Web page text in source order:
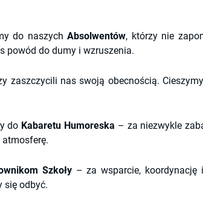
do naszychAbsolwentów, którzy nie
powód do dumy i wzruszenia.
zaszczycili nas swoją obecnością.
do Kabaretu Humoreska – za niezwykle
Szkoły– za wsparcie, koordynację
się odbyć.